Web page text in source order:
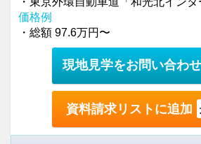
価格例
・総額 97.6万円〜
現地見学をお問い合わせ
資料請求リストに追加